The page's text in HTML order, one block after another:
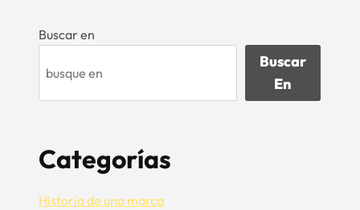
Buscar en
Buscar
En
Categorías
Historia de una marca